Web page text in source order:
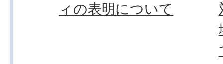
ィの表明について